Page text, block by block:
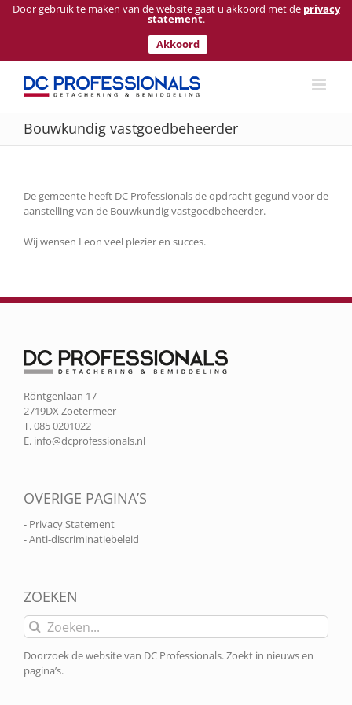
Door gebruik te maken van de website gaat u akkoord met de privacy
statement.
Akkoord
Ga
inhoud
Bouwkundig vastgoedbeheerder
De gemeente heeft DC Professionals de opdracht gegund voor de
aanstelling van de Bouwkundig vastgoedbeheerder.
Wij wensen Leon veel plezier en succes.
Röntgenlaan 17
2719DX Zoetermeer
T. 085 0201022
E. info@dcprofessionals.nl
OVERIGE PAGINA’S
- Privacy Statement
- Anti-discriminatiebeleid
ZOEKEN
Zoeken
naar:
Doorzoek de website van DC Professionals. Zoekt in nieuws en
pagina’s.